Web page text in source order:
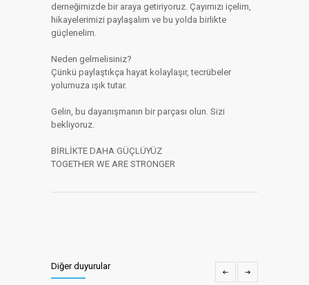
derneğimizde bir araya getiriyoruz. Çayımızı içelim,
hikayelerimizi paylaşalım ve bu yolda birlikte
güçlenelim.
Neden gelmelisiniz?
Çünkü paylaştıkça hayat kolaylaşır, tecrübeler
yolumuza ışık tutar.
Gelin, bu dayanışmanın bir parçası olun. Sizi
bekliyoruz.
BİRLİKTE DAHA GÜÇLÜYÜZ
TOGETHER WE ARE STRONGER
Diğer duyurular